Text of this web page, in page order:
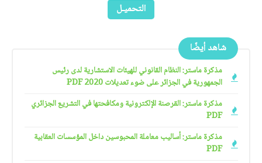
التحميـل
شاهد أيضًا
مذكرة ماستر: النظام القانوني للهيئات الاستشارية لدى رئيس
الجمهورية في الجزائر على ضوء تعديلات 2020 PDF
مذكرة ماستر: القرصنة الإلكترونية ومكافحتها في التشريع الجزائري
PDF
مذكرة ماستر: أساليب معاملة المحبوسين داخل المؤسسات العقابية
PDF